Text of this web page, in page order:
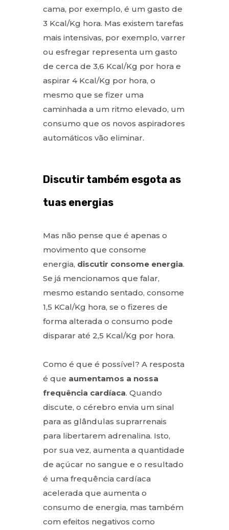
cama, por exemplo, é um gasto de
3 Kcal/Kg hora. Mas existem tarefas
mais intensivas, por exemplo, varrer
ou esfregar representa um gasto
de cerca de 3,6 Kcal/Kg por hora e
aspirar 4 Kcal/Kg por hora, o
mesmo que se fizer uma
caminhada a um ritmo elevado, um
consumo que os novos aspiradores
automáticos vão eliminar.
Discutir também esgota as
tuas energias
Mas não pense que é apenas o
movimento que consome
energia, discutir consome energia.
Se já mencionamos que falar,
mesmo estando sentado, consome
1,5 KCal/Kg hora, se o fizeres de
forma alterada o consumo pode
disparar até 2,5 Kcal/Kg por hora.
Como é que é possível? A resposta
é que aumentamos a nossa
frequência cardíaca. Quando
discute, o cérebro envia um sinal
para as glândulas suprarrenais
para libertarem adrenalina. Isto,
por sua vez, aumenta a quantidade
de açúcar no sangue e o resultado
é uma frequência cardíaca
acelerada que aumenta o
consumo de energia, mas também
com efeitos negativos como